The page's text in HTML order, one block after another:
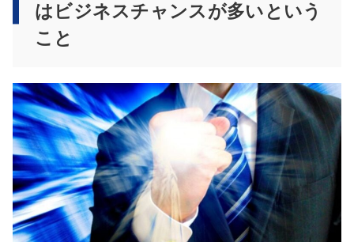
はビジネスチャンスが多いという
こと